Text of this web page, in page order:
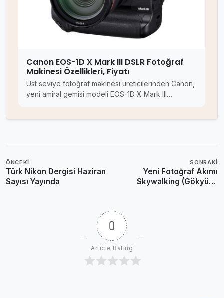
Canon EOS-1D X Mark III DSLR Fotoğraf
Makinesi Özellikleri, Fiyatı
Üst seviye fotoğraf makinesi üreticilerinden Canon,
yeni amiral gemisi modeli EOS-1D X Mark III…
ÖNCEKI
Türk Nikon Dergisi Haziran
Sayısı Yayında
SONRAKI
Yeni Fotoğraf Akımı
Skywalking (Gökyüzü
0
Article Rating